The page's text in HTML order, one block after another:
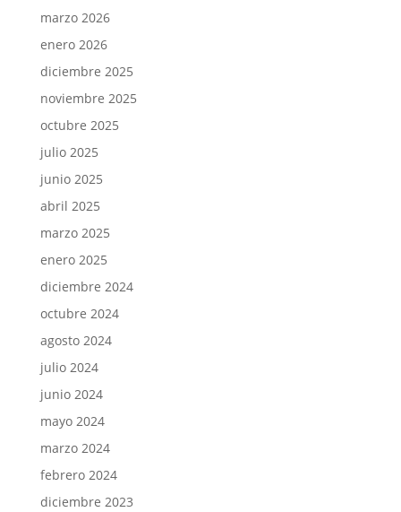
marzo 2026
enero 2026
diciembre 2025
noviembre 2025
octubre 2025
julio 2025
junio 2025
abril 2025
marzo 2025
enero 2025
diciembre 2024
octubre 2024
agosto 2024
julio 2024
junio 2024
mayo 2024
marzo 2024
febrero 2024
diciembre 2023